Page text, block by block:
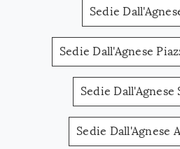
Sedie
Sedie Dall'Agnese
Sedie Dall'Agnese
Sedie Dall'Agnese